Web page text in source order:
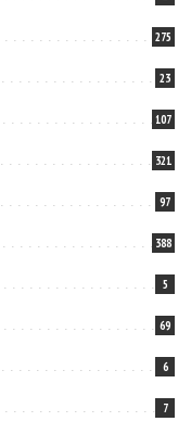
275
23
107
321
97
388
5
69
6
7